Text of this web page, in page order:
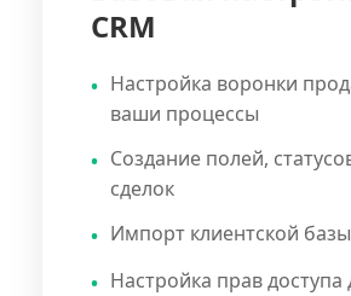
CRM
Настройка воронки
ваши процессы
Создание полей,
сделок
Импорт клиентской
Настройка прав доступа